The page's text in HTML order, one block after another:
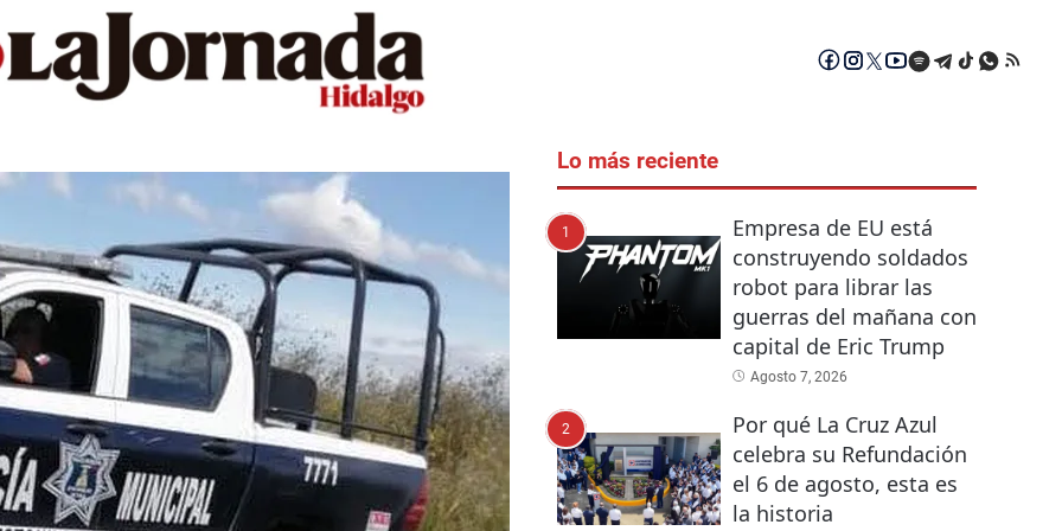
Lo más reciente
1
Empresa de EU está
construyendo soldados
robot para librar las
guerras del mañana con
capital de Eric Trump
Agosto 7, 2026
2
Por qué La Cruz Azul
celebra su Refundación
el 6 de agosto, esta es
la historia